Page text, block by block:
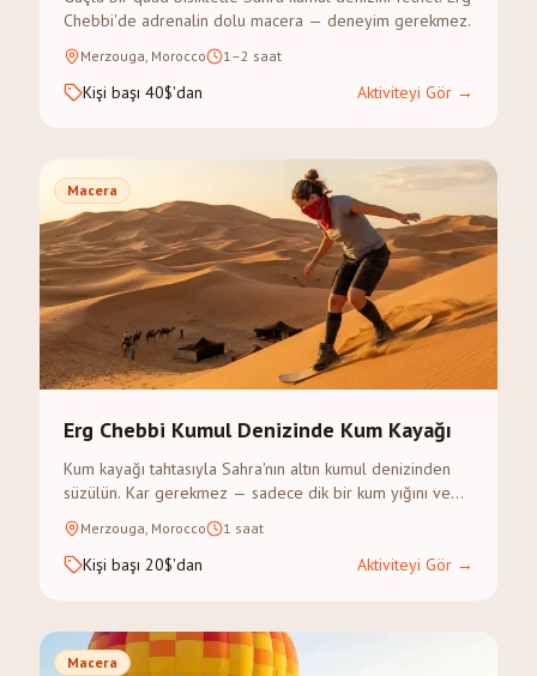
Chebbi'de adrenalin dolu macera — deneyim gerekmez.
Merzouga, Morocco 1–2 saat
Kişi başı 40$'dan Aktiviteyi Gör →
Macera
Erg Chebbi Kumul Denizinde Kum Kayağı
Kum kayağı tahtasıyla Sahra'nın altın kumul denizinden
süzülün. Kar gerekmez — sadece dik bir kum yığını ve
macera ruhu.
Merzouga, Morocco 1 saat
Kişi başı 20$'dan Aktiviteyi Gör →
Macera